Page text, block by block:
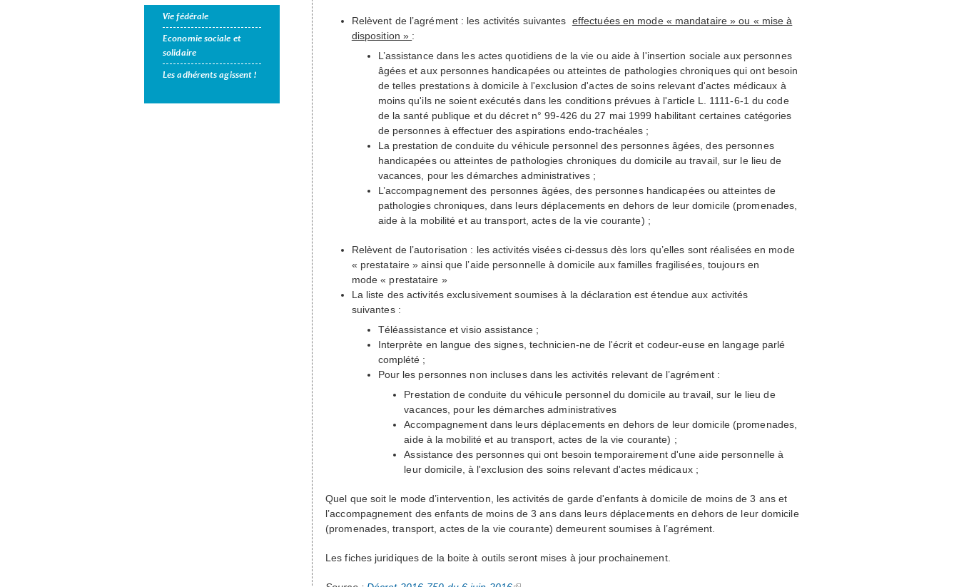
Vie fédérale
Economie sociale et
solidaire
Les adhérents agissent !
Relèvent de l’agrément : les activités suivantes effectuées en mode « mandataire » ou « mise à
disposition » :
L’assistance dans les actes quotidiens de la vie ou aide à l'insertion sociale aux personnes
âgées et aux personnes handicapées ou atteintes de pathologies chroniques qui ont besoin
de telles prestations à domicile à l'exclusion d'actes de soins relevant d'actes médicaux à
moins qu'ils ne soient exécutés dans les conditions prévues à l'article L. 1111-6-1 du code
de la santé publique et du décret n° 99-426 du 27 mai 1999 habilitant certaines catégories
de personnes à effectuer des aspirations endo-trachéales ;
La prestation de conduite du véhicule personnel des personnes âgées, des personnes
handicapées ou atteintes de pathologies chroniques du domicile au travail, sur le lieu de
vacances, pour les démarches administratives ;
L’accompagnement des personnes âgées, des personnes handicapées ou atteintes de
pathologies chroniques, dans leurs déplacements en dehors de leur domicile (promenades,
aide à la mobilité et au transport, actes de la vie courante) ;
Relèvent de l’autorisation : les activités visées ci-dessus dès lors qu’elles sont réalisées en mode
« prestataire » ainsi que l’aide personnelle à domicile aux familles fragilisées, toujours en
mode « prestataire »
La liste des activités exclusivement soumises à la déclaration est étendue aux activités
suivantes :
Téléassistance et visio assistance ;
Interprète en langue des signes, technicien-ne de l'écrit et codeur-euse en langage parlé
complété ;
Pour les personnes non incluses dans les activités relevant de l’agrément :
Prestation de conduite du véhicule personnel du domicile au travail, sur le lieu de
vacances, pour les démarches administratives
Accompagnement dans leurs déplacements en dehors de leur domicile (promenades,
aide à la mobilité et au transport, actes de la vie courante) ;
Assistance des personnes qui ont besoin temporairement d'une aide personnelle à
leur domicile, à l'exclusion des soins relevant d'actes médicaux ;
Quel que soit le mode d’intervention, les activités de garde d'enfants à domicile de moins de 3 ans et
l’accompagnement des enfants de moins de 3 ans dans leurs déplacements en dehors de leur domicile
(promenades, transport, actes de la vie courante) demeurent soumises à l’agrément.
Les fiches juridiques de la boite à outils seront mises à jour prochainement.